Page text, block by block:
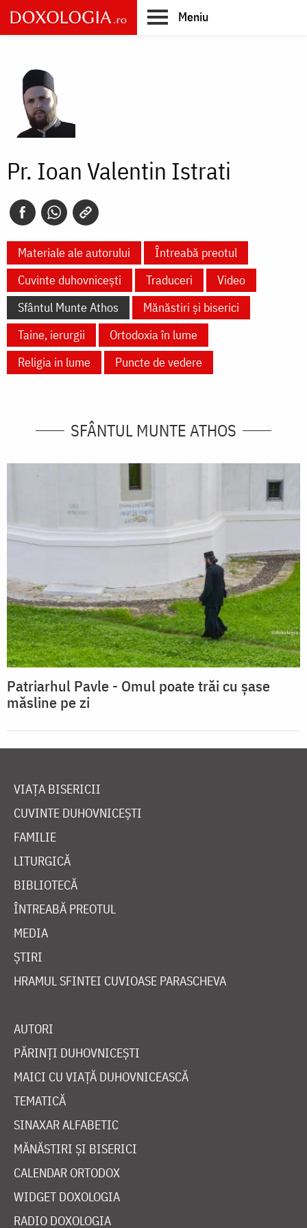
Skip
to
main
Meniu
Pr. Ioan Valentin Istrati
Materiale ale autorului
Întreabă preotul
Cuvinte duhovnicești
Traduceri
Video
Sfântul Munte Athos
Mănăstiri și biserici
Taine, ierurgii
Ortodoxia în lume
Religia in lume
Puncte de vedere
SFÂNTUL MUNTE ATHOS
Patriarhul Pavle - Omul poate trăi cu șase
măsline pe zi
VIAȚA BISERICII
CUVINTE DUHOVNICEȘTI
FAMILIE
LITURGICĂ
BIBLIOTECĂ
ÎNTREABĂ PREOTUL
MEDIA
ȘTIRI
HRAMUL SFINTEI CUVIOASE PARASCHEVA
AUTORI
PĂRINȚI DUHOVNICEȘTI
MAICI CU VIAȚĂ DUHOVNICEASCĂ
TEMATICĂ
SINAXAR ALFABETIC
MĂNĂSTIRI ȘI BISERICI
CALENDAR ORTODOX
WIDGET DOXOLOGIA
RADIO DOXOLOGIA